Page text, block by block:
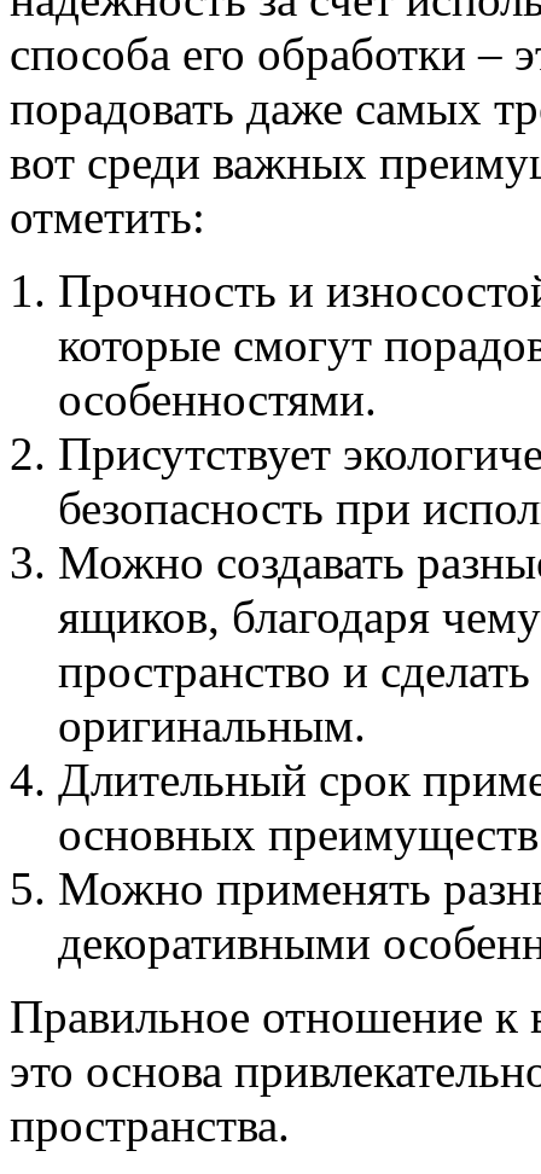
способа его обработки –
порадовать даже самых
вот среди важных
отметить:
Прочность и
которые смогут
особенностями.
Присутствует
безопасность при
Можно создавать
ящиков, благодаря
пространство и
оригинальным.
Длительный срок
основных
Можно применять
декоративными
Правильное отношение к
это основа
пространства.